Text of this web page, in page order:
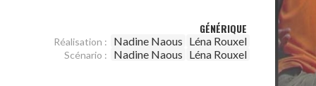
GÉNÉRIQUE
Réalisation : Nadine Naous Léna Rouxel
Scénario : Nadine Naous Léna Rouxel